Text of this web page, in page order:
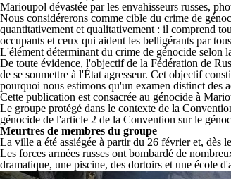
Marioupol dévastée par les envahisseurs russes,
Nous considérerons comme cible du crime de
quantitativement et qualitativement : il comprend
occupants et ceux qui aident les belligérants par
L'élément déterminant du crime de génocide selon
De toute évidence, l'objectif de la Fédération de
de se soumettre à l'État agresseur. Cet objectif
pourquoi nous estimons qu'un examen distinct des
Cette publication est consacrée au génocide à
Le groupe protégé dans le contexte de la
génocide de l'article 2 de la Convention sur le
Meurtres de membres du groupe
La ville a été assiégée à partir du 26 février et, dès
Les forces armées russes ont bombardé de
dramatique, une piscine, des dortoirs et une école